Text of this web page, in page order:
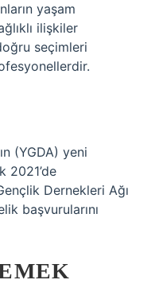
yaşam
ilişkiler
seçimleri
(YGDA) yeni
2021’de
Dernekleri Ağı
başvurularını